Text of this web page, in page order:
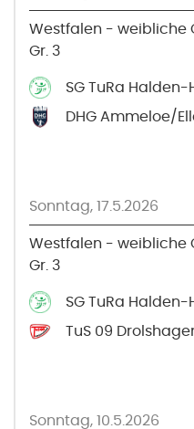
Westfalen - weibliche
Gr. 3
SG TuRa Halden-
DHG Ammeloe/
Sonntag, 17.5.2026
Westfalen - weibliche
Gr. 3
SG TuRa Halden-
TuS 09
Sonntag, 10.5.2026